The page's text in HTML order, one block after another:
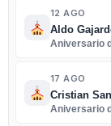
12 AGO
Aldo
Aniversario
17 AGO
Cristian
Aniversario